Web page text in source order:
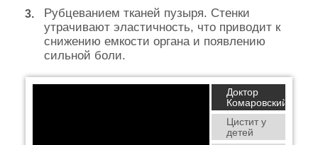
Рубцеванием тканей пузыря. Стенки
утрачивают эластичность, что приводит к
снижению емкости органа и появлению
сильной боли.
Доктор
Комаровский
про цистит
Цистит у
детей